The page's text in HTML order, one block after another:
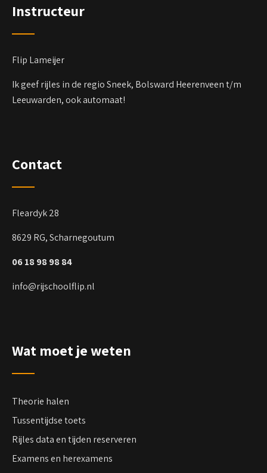
Instructeur
Flip Lameijer
Ik geef rijles in de regio Sneek, Bolsward Heerenveen t/m
Leeuwarden, ook automaat!
Contact
Fleardyk 28
8629 RG, Scharnegoutum
06 18 98 98 84
info@rijschoolflip.nl
Wat moet je weten
Theorie halen
Tussentijdse toets
Rijles data en tijden reserveren
Examens en herexamens